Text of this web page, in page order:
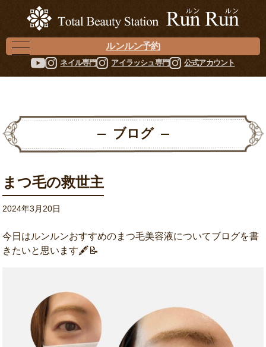
ルンルン予約
ネイル専門 アイラッシュ専門 公式アカウント
ブログ
まつ毛の救世主
2024年3月20日
今日はルンルンおすすめのまつ毛美容液についてブログを書
きたいと思います🖋📝